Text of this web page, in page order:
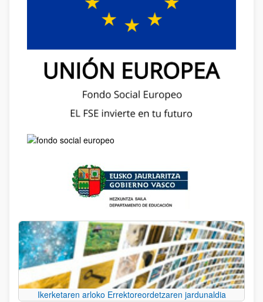
Ikerketaren arloko Errektoreordetzaren jardunaldia